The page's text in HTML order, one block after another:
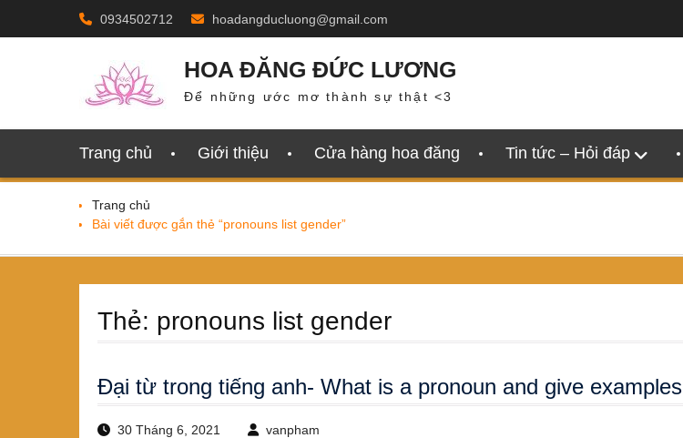
0934502712 hoadangducluong@gmail.com
HOA ĐĂNG ĐỨC LƯƠNG
Để những ước mơ thành sự thật <3
Trang chủ Giới thiệu Cửa hàng hoa đăng Tin tức – Hỏi đáp
Trang chủ
Bài viết được gắn thẻ “pronouns list gender”
Thẻ: pronouns list gender
Đại từ trong tiếng anh- What is a pronoun and give examples
30 Tháng 6, 2021 vanpham